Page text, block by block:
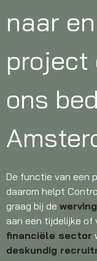
naar
project
ons
De functie van een
daarom helpt
graag bij de
aan een tijdelijke
financiële sector
deskundig